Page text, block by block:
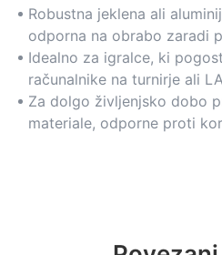
Robustna jeklena ali
odporna na obrabo zaradi
komponent ali transporta.
Idealno za igralce, ki
računalnike na turnirje ali
Za dolgo življenjsko dobo
materiale, odporne proti